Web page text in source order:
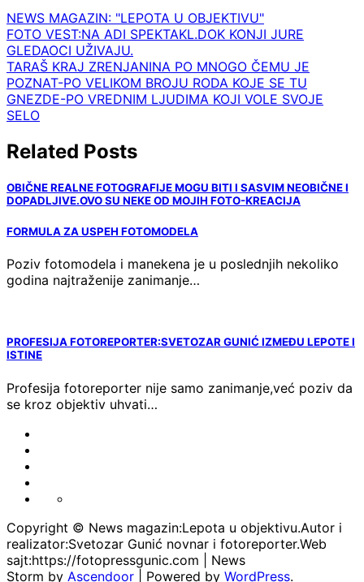
NEWS MAGAZIN: "LEPOTA U OBJEKTIVU"
Navigacija
članaka
FOTO VEST:NA ADI SPEKTAKL.DOK KONJI JURE
GLEDAOCI UŽIVAJU.
TARAŠ KRAJ ZRENJANINA PO MNOGO ČEMU JE
POZNAT-PO VELIKOM BROJU RODA KOJE SE TU
GNEZDE-PO VREDNIM LJUDIMA KOJI VOLE SVOJE
SELO
Related Posts
OBIČNE REALNE FOTOGRAFIJE MOGU BITI I SASVIM NEOBIČNE I
DOPADLJIVE.OVO SU NEKE OD MOJIH FOTO-KREACIJA
FORMULA ZA USPEH FOTOMODELA
Poziv fotomodela i manekena je u poslednjih nekoliko
godina najtraženije zanimanje…
PROFESIJA FOTOREPORTER:SVETOZAR GUNIĆ IZMEĐU LEPOTE I
ISTINE
Profesija fotoreporter nije samo zanimanje,već poziv da
se kroz objektiv uhvati…
Copyright © News magazin:Lepota u objektivu.Autor i
realizator:Svetozar Gunić novnar i fotoreporter.Web
sajt:https://fotopressgunic.com | News
Storm by Ascendoor | Powered by WordPress.